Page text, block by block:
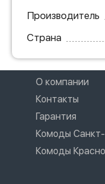
Производитель
Страна
О компании
Контакты
Гарантия
Комоды
Комоды